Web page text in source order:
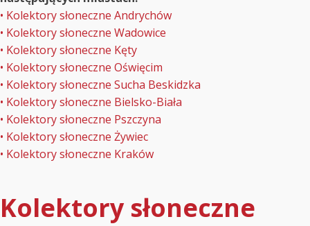
• Kolektory słoneczne Andrychów
• Kolektory słoneczne Wadowice
• Kolektory słoneczne Kęty
• Kolektory słoneczne Oświęcim
• Kolektory słoneczne Sucha Beskidzka
• Kolektory słoneczne Bielsko-Biała
• Kolektory słoneczne Pszczyna
• Kolektory słoneczne Żywiec
• Kolektory słoneczne Kraków
Kolektory słoneczne